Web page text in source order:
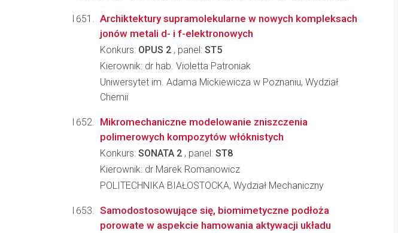
Archiktektury supramolekularne w nowych kompleksach
jonów metali d- i f-elektronowych
Konkurs: OPUS 2 , panel: ST5
Kierownik: dr hab. Violetta Patroniak
Uniwersytet im. Adama Mickiewicza w Poznaniu, Wydział
Chemii
Mikromechaniczne modelowanie zniszczenia
polimerowych kompozytów włóknistych
Konkurs: SONATA 2 , panel: ST8
Kierownik: dr Marek Romanowicz
POLITECHNIKA BIAŁOSTOCKA, Wydział Mechaniczny
Samodostosowujące się, biomimetyczne podłoża
porowate w aspekcie hamowania aktywacji układu